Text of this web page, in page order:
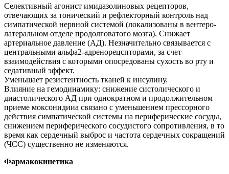
Селективный агонист имидазолиновых рецепторов,
отвечающих за тонический и рефлекторный контроль над
симпатической нервной системой (локализованы в вентеро-
латеральном отделе продолговатого мозга). Снижает
артериальное давление (АД). Незначительно связывается с
центральными альфа2-адренорецспторами, за счет
взаимодействия с которыми опосредованы сухость во рту и
седативный эффект.
Уменьшает резистентность тканей к инсулину.
Влияние на гемодинамику: снижение систолического и
диастолического АД при однократном и продолжительном
приеме моксонидииа связано с уменьшением прессорного
действия симпатической системы на периферические сосуды,
снижением периферического сосудистого сопротивления, в то
время как сердечный выброс и частота сердечных сокращений
(ЧСС) существенно не изменяются.
Фармакокинетика